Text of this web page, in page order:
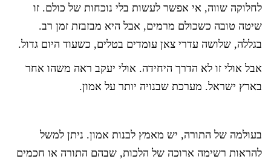
לחלוקה שווה, אי אפשר לעשות בלי נוכחות של כולם. זו
שיטה טובה כשכולם מרמים, אבל היא מבזבזת זמן רב.
בגללה, שלושה עדרי צאן עומדים בטלים, כשעוד היום גדול.
אבל אולי זו לא הדרך היחידה. אולי יעקב ראה משהו אחר
בארץ ישראל. מערכת שבנויה יותר על אמון.
בעולמה של התורה, יש מאמץ לבנות אמון. ניתן למשל
להראות רשימה ארוכה של הלכות, שבהם התורה או חכמים